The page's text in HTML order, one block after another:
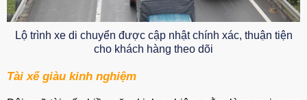
Lộ trình xe di chuyển được cập nhật chính xác, thuận tiện
cho khách hàng theo dõi
Tài xế giàu kinh nghiệm